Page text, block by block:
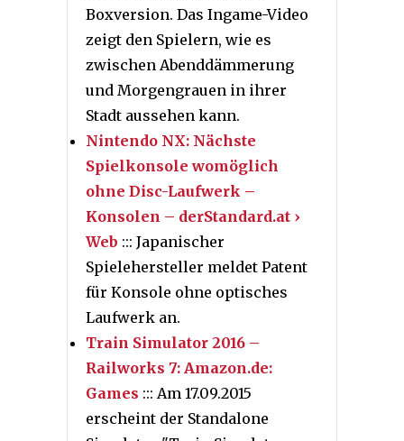
Boxversion. Das Ingame-Video
zeigt den Spielern, wie es
zwischen Abenddämmerung
und Morgengrauen in ihrer
Stadt aussehen kann.
Nintendo NX: Nächste
Spielkonsole womöglich
ohne Disc-Laufwerk –
Konsolen – derStandard.at ›
Web ::: Japanischer
Spielehersteller meldet Patent
für Konsole ohne optisches
Laufwerk an.
Train Simulator 2016 –
Railworks 7: Amazon.de:
Games ::: Am 17.09.2015
erscheint der Standalone